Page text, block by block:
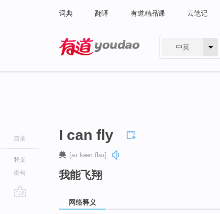
词典 翻译 有道精品课 云笔记
中英
目录
释义
例句
I can fly
美 [aɪ kæn flaɪ]
我能飞翔
网络释义